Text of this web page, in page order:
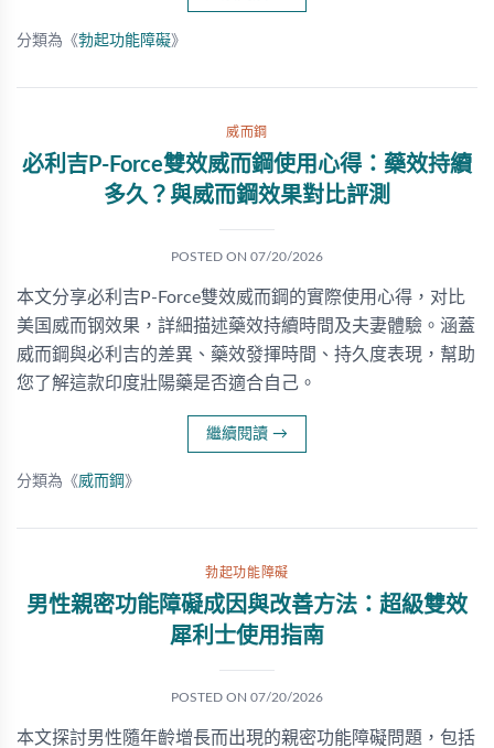
分類為《勃起功能障礙》
威而鋼
必利吉P-Force雙效威而鋼使用心得：藥效持續
多久？與威而鋼效果對比評測
POSTED ON 07/20/2026
本文分享必利吉P-Force雙效威而鋼的實際使用心得，对比
美国威而钢效果，詳細描述藥效持續時間及夫妻體驗。涵蓋
威而鋼與必利吉的差異、藥效發揮時間、持久度表現，幫助
您了解這款印度壯陽藥是否適合自己。
繼續閱讀 →
分類為《威而鋼 》
勃起功能障礙
男性親密功能障礙成因與改善方法：超級雙效
犀利士使用指南
POSTED ON 07/20/2026
本文探討男性隨年齡增長而出現的親密功能障礙問題，包括